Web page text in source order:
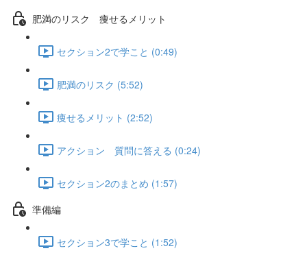
肥満のリスク 痩せるメリット
セクション2で学こと (0:49)
肥満のリスク (5:52)
痩せるメリット (2:52)
アクション 質問に答える (0:24)
セクション2のまとめ (1:57)
準備編
セクション3で学こと (1:52)